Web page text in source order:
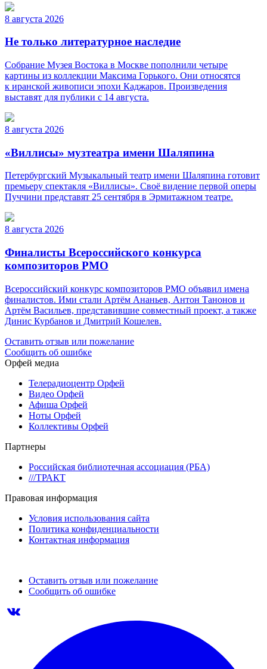
8 августа 2026
Не только литературное наследие
Собрание Музея Востока в Москве пополнили четыре
картины из коллекции Максима Горького. Они относятся
к иранской живописи эпохи Каджаров. Произведения
выставят для публики с 14 августа.
8 августа 2026
«Виллисы» музтеатра имени Шаляпина
Петербургский Музыкальный театр имени Шаляпина готовит
премьеру спектакля «Виллисы». Своё видение первой оперы
Пуччини представят 25 сентября в Эрмитажном театре.
8 августа 2026
Финалисты Всероссийского конкурса
композиторов РМО
Всероссийский конкурс композиторов РМО объявил имена
финалистов. Ими стали Артём Ананьев, Антон Танонов и
Артём Васильев, представившие совместный проект, а также
Динис Курбанов и Дмитрий Кошелев.
Оставить отзыв или пожелание
Сообщить об ошибке
Орфей медиа
Телерадиоцентр Орфей
Видео Орфей
Афиша Орфей
Ноты Орфей
Коллективы Орфей
Партнеры
Российская библиотечная ассоциация (РБА)
///ТРАКТ
Правовая информация
Условия использования сайта
Политика конфиденциальности
Контактная информация
Оставить отзыв или пожелание
Сообщить об ошибке